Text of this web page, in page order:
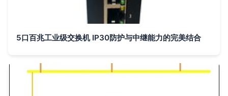
5口百兆工业级交换机 IP30防护与中继能力的完美结合